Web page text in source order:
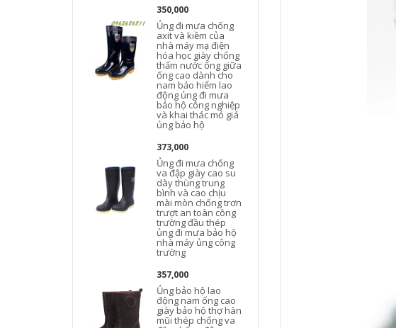
350,000
Ủng đi mưa chống
axit và kiềm của
nhà máy mạ điện
hóa học giày chống
thấm nước ống giữa
ống cao dành cho
nam bảo hiểm lao
động ủng đi mưa
bảo hộ công nghiệp
và khai thác mỏ giá
ủng bảo hộ
373,000
Ủng đi mưa chống
va đập giày cao su
dày thùng trung
bình và cao chịu
mài mòn chống trơn
trượt an toàn công
trường đầu thép
ủng đi mưa bảo hộ
nhà máy ủng công
trường
357,000
Ủng bảo hộ lao
động nam ống cao
giày bảo hộ thợ hàn
mũi thép chống va
02 kiểu, 14 kiểu ủng
Giày đi mưa mùa